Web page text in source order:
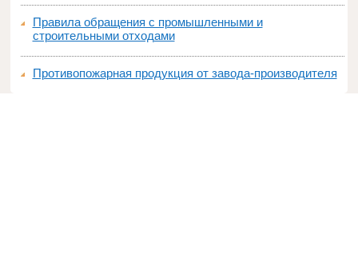
Правила обращения с промышленными и
строительными отходами
Противопожарная продукция от завода-производителя